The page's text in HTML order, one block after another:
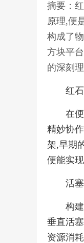
摘要：
原理,便
构成了
方块平
的深刻
红
在
精妙协
架,早期
便能实
活
构
垂直活
资源消